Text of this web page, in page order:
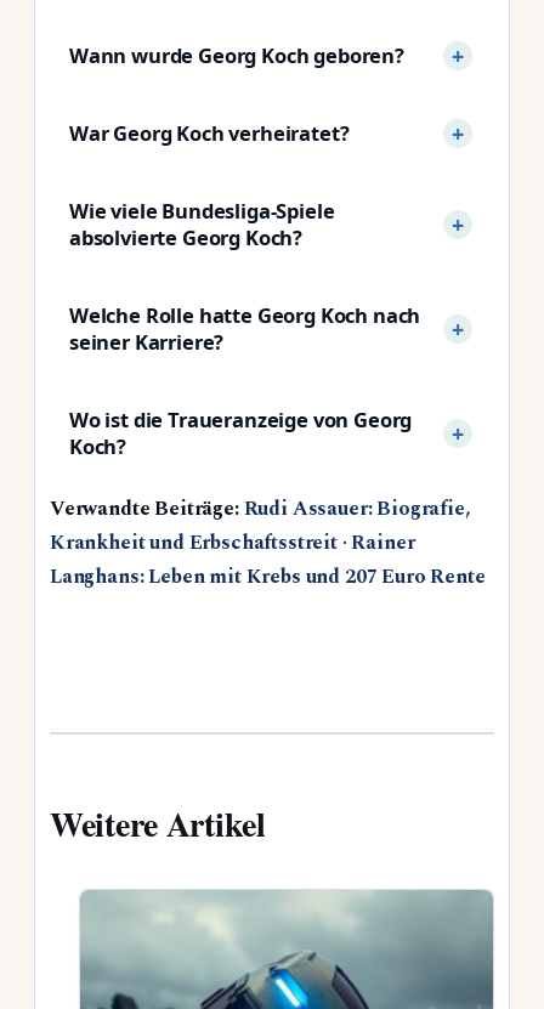
Wann wurde Georg Koch geboren?
War Georg Koch verheiratet?
Wie viele Bundesliga-Spiele
absolvierte Georg Koch?
Welche Rolle hatte Georg Koch nach
seiner Karriere?
Wo ist die Traueranzeige von Georg
Koch?
Verwandte Beiträge:Rudi Assauer: Biografie,
Krankheit und Erbschaftsstreit·Rainer
Langhans: Leben mit Krebs und 207 Euro Rente
Weitere Artikel